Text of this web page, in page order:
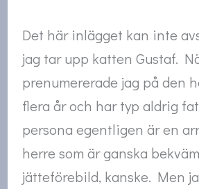
Det här inlägget kan inte
jag tar upp katten Gustaf.
prenumererade jag på den
flera år och har typ aldrig
persona egentligen är en
herre som är ganska
jätteförebild, kanske. Men